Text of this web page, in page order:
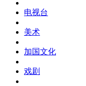
电视台
美术
加国文化
戏剧